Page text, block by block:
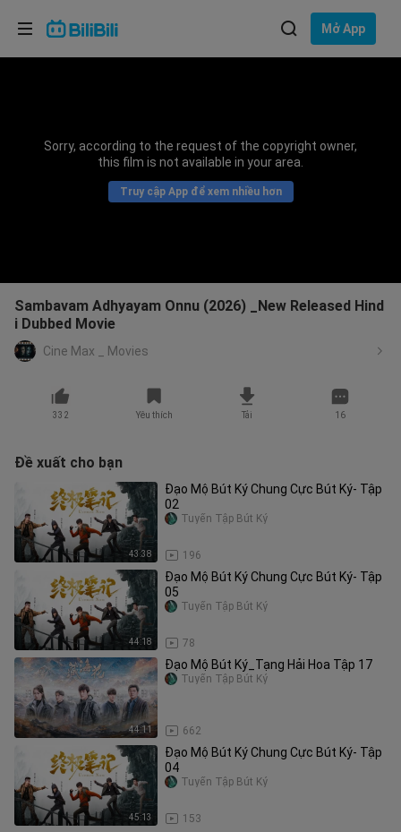
Mở App
Sorry, according to the request of the copyright owner,
this film is not available in your area.
Truy cập App để xem nhiều hơn
Sambavam Adhyayam Onnu (2026) _New Released Hind
i Dubbed Movie
Cine Max _ Movies
332 Yêu thích Tải 16
Đề xuất cho bạn
43:38
Đạo Mộ Bút Ký Chung Cực Bút Ký- Tập
02
196
Tuyển Tập Bút Ký
44:18
Đạo Mộ Bút Ký Chung Cực Bút Ký- Tập
05
78
Tuyển Tập Bút Ký
44:11
Đạo Mộ Bút Ký_Tạng Hải Hoa Tập 17
662
Tuyển Tập Bút Ký
45:13
Đạo Mộ Bút Ký Chung Cực Bút Ký- Tập
04
153
Tuyển Tập Bút Ký
Lựa chọn ngôn ngữ
Bahasa Indonesia